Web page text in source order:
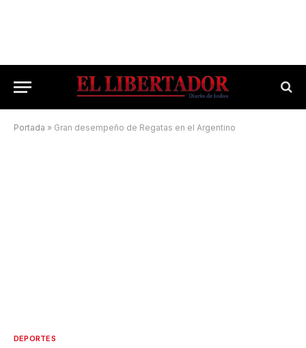
Portada » Gran desempeño de Regatas en el Argentino
DEPORTES